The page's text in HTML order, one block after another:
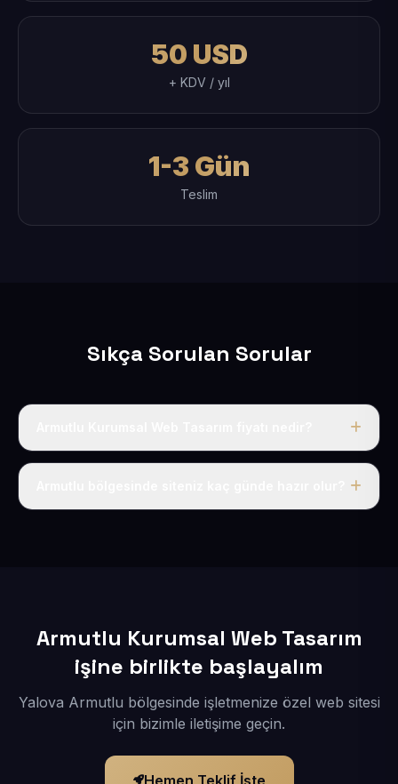
50 USD
+ KDV / yıl
1-3 Gün
Teslim
Sıkça Sorulan Sorular
Tek fiyat uygulanır: yıllık 50 USD + KDV. Bu bedele alan
Armutlu Kurumsal Web Tasarım
işine birlikte başlayalım
Yalova Armutlu bölgesinde işletmenize özel web sitesi
için bizimle iletişime geçin.
Hemen Teklif İste